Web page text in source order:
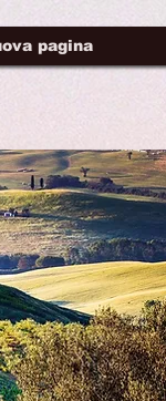
pagina